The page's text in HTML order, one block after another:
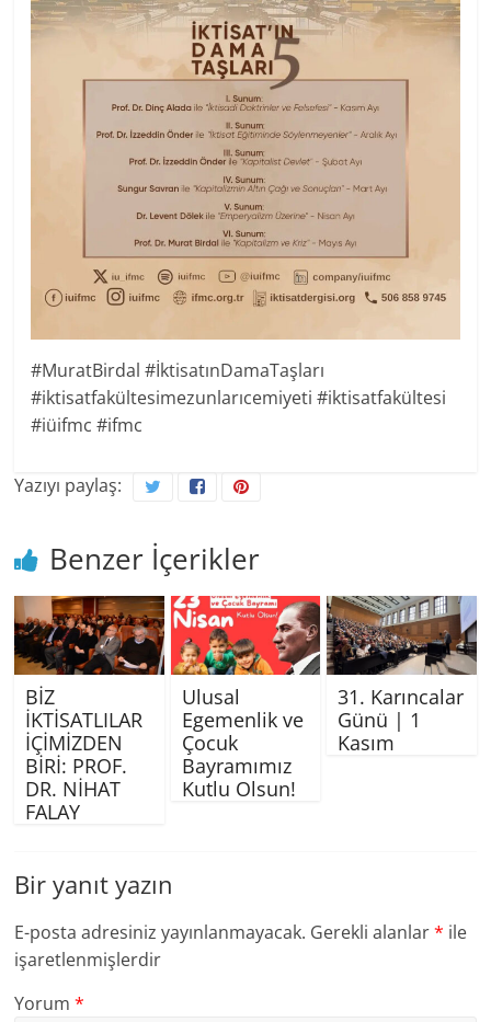
#MuratBirdal #İktisatınDamaTaşları
#iktisatfakültesimezunlarıcemiyeti #iktisatfakültesi
#iüifmc #ifmc
Yazıyı paylaş:
Benzer İçerikler
BİZ
İKTİSATLILAR
İÇİMİZDEN
BİRİ: PROF.
DR. NİHAT
FALAY
Ulusal
Egemenlik ve
Çocuk
Bayramımız
Kutlu Olsun!
31. Karıncalar
Günü | 1
Kasım
Bir yanıt yazın
E-posta adresiniz yayınlanmayacak. Gerekli alanlar* ile
işaretlenmişlerdir
Yorum*